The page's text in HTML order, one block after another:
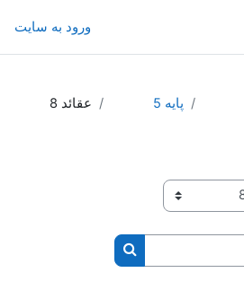
ورود به سایت
پايه 5 عقائد 8
جستجو بین درس‌ها